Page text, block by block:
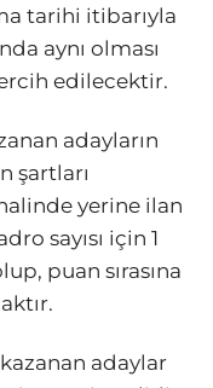
tarihi itibarıyla
aynı olması
edilecektir.
adayların
şartları
yerine ilan
sayısı için 1
puan sırasına
adaylar